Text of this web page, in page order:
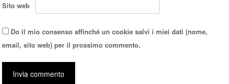
Sito web
Do il mio consenso affinché un cookie salvi i miei dati (nome,
email, sito web) per il prossimo commento.